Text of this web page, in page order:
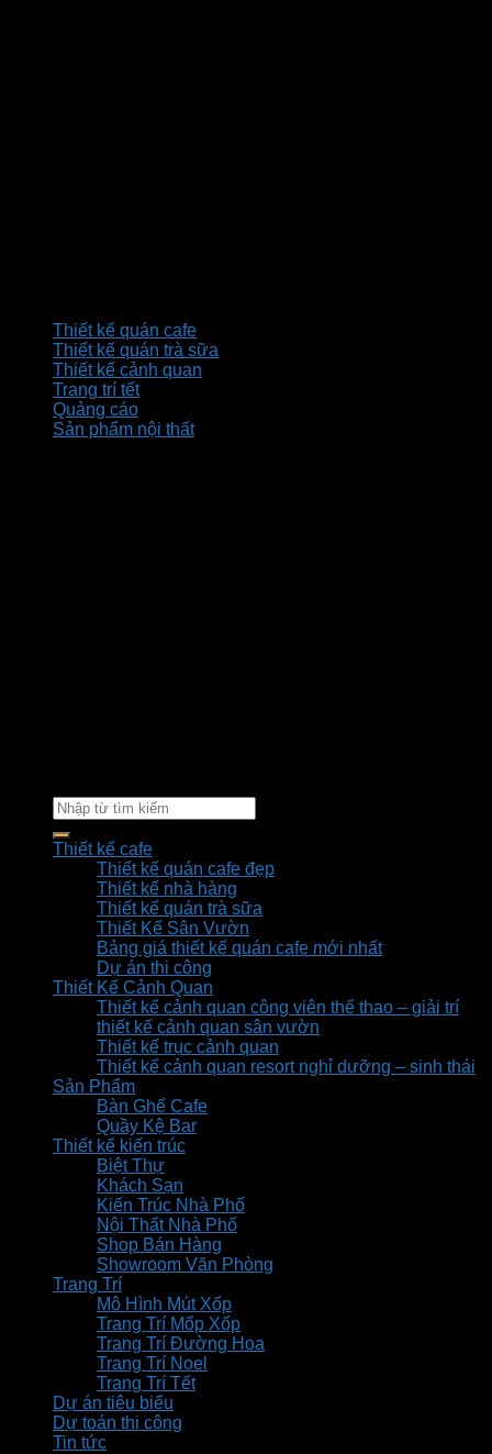
Thiết kế quán cafe
Thiết kế quán trà sữa
Thiết kế cảnh quan
Trang trí tết
Quảng cáo
Sản phẩm nội thất
Thiết kế cafe
Thiết kế quán cafe đẹp
Thiết kế nhà hàng
Thiết kế quán trà sữa
Thiết Kế Sân Vườn
Bảng giá thiết kế quán cafe mới nhất
Dự án thi công
Thiết Kế Cảnh Quan
Thiết kế cảnh quan công viên thể thao – giải trí
thiết kế cảnh quan sân vườn
Thiết kế trục cảnh quan
Thiết kế cảnh quan resort nghỉ dưỡng – sinh thái
Sản Phẩm
Bàn Ghế Cafe
Quầy Kệ Bar
Thiết kế kiến trúc
Biệt Thự
Khách Sạn
Kiến Trúc Nhà Phố
Nội Thất Nhà Phố
Shop Bán Hàng
Showroom Văn Phòng
Trang Trí
Mô Hình Mút Xốp
Trang Trí Mốp Xốp
Trang Trí Đường Hoa
Trang Trí Noel
Trang Trí Tết
Dự án tiêu biểu
Dự toán thi công
Tin tức